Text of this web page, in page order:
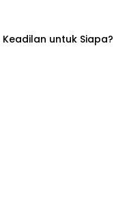
Keadilan untuk Siapa?